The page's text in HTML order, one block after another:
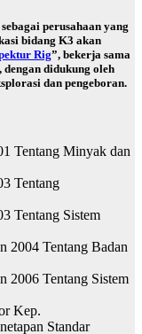
perusahaan yang
bidang K3 akan
Rig”, bekerja sama
didukung oleh
dan pengeboran.
Tentang Minyak dan
Tentang
Tentang Sistem
2004 Tentang Badan
2006 Tentang Sistem
Kep.
Standar